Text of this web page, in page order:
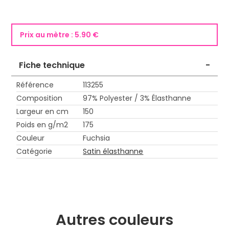
Prix au mètre : 5.90 €
Fiche technique -
Référence
113255
Composition
97% Polyester / 3% Élasthanne
Largeur en cm
150
Poids en g/m2
175
Couleur
Fuchsia
Catégorie
Satin élasthanne
Autres couleurs